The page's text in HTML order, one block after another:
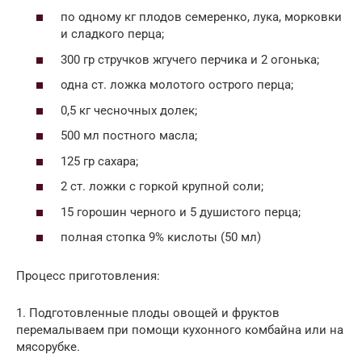
по одному кг плодов семеренко, лука, морковки
и сладкого перца;
300 гр стручков жгучего перчика и 2 огонька;
одна ст. ложка молотого острого перца;
0,5 кг чесночных долек;
500 мл постного масла;
125 гр сахара;
2 ст. ложки с горкой крупной соли;
15 горошин черного и 5 душистого перца;
полная стопка 9% кислоты (50 мл)
Процесс приготовления:
1. Подготовленные плоды овощей и фруктов
перемалываем при помощи кухонного комбайна или на
мясорубке.